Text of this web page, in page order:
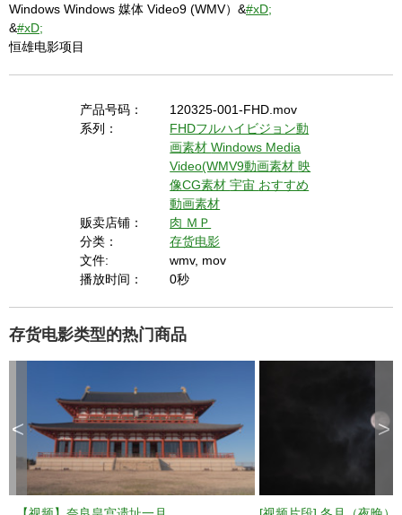
Windows Windows 媒体 Video9 (WMV）&#xD;
&#xD;
恒雄电影项目
产品号码：
120325-001-FHD.mov
系列：
FHDフルハイビジョン動
画素材Windows Media
Video(WMV9動画素材映
像CG素材宇宙 おすすめ
動画素材
贩卖店铺：
肉 ＭＰ
分类：
存货电影
文件:
wmv, mov
播放时间：
0秒
存货电影类型的热门商品
< >